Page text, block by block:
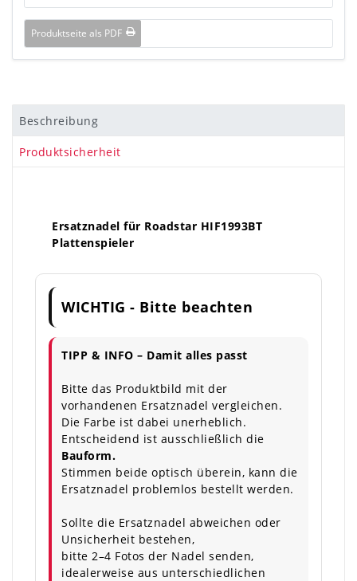
Produktseite als PDF
Beschreibung
Produktsicherheit
Ersatznadel für Roadstar HIF1993BT
Plattenspieler
WICHTIG - Bitte beachten
TIPP & INFO – Damit alles passt
Bitte das Produktbild mit der
vorhandenen Ersatznadel vergleichen.
Die Farbe ist dabei unerheblich.
Entscheidend ist ausschließlich die
Bauform.
Stimmen beide optisch überein, kann die
Ersatznadel problemlos bestellt werden.
Sollte die Ersatznadel abweichen oder
Unsicherheit bestehen,
bitte 2–4 Fotos der Nadel senden,
idealerweise aus unterschiedlichen